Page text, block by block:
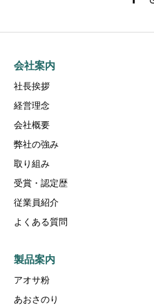
会社案内
社長挨拶
経営理念
会社概要
弊社の強み
取り組み
受賞・認定歴
従業員紹介
よくある質問
製品案内
アオサ粉
あおさのり